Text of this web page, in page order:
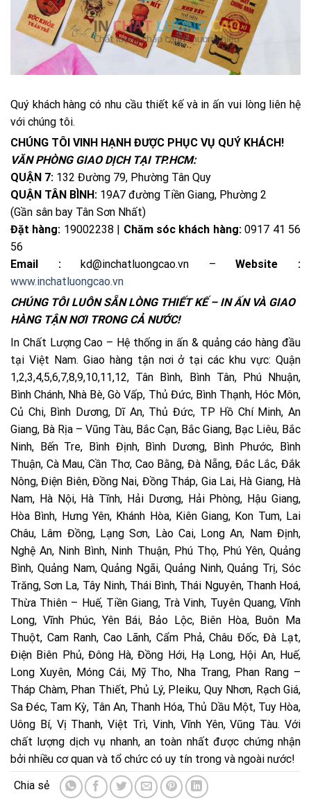
Quý khách hàng có nhu cầu thiết kế và in ấn vui lòng liên hệ
với chúng tôi.
CHÚNG TÔI VINH HẠNH ĐƯỢC PHỤC VỤ QUÝ KHÁCH!
VĂN PHÒNG GIAO DỊCH TẠI TP.HCM:
QUẬN 7: 132 Đường 79, Phường Tân Quy
QUẬN TÂN BÌNH: 19A7 đường Tiền Giang, Phường 2
(Gần sân bay Tân Sơn Nhất)
Đặt hàng: 19002238 | Chăm sóc khách hàng:0917 41 56
56
Email :kd@inchatluongcao.vn –Website :
www.inchatluongcao.vn
CHÚNG TÔI LUÔN SẴN LÒNG THIẾT KẾ – IN ẤN VÀ GIAO
HÀNG TẬN NƠI TRONG CẢ NƯỚC!
In Chất Lượng Cao – Hệ thống in ấn & quảng cáo hàng đầu
tại Việt Nam. Giao hàng tận nơi ở tại các khu vực: Quận
1,2,3,4,5,6,7,8,9,10,11,12, Tân Bình, Bình Tân, Phú Nhuận,
Bình Chánh, Nhà Bè, Gò Vấp, Thủ Đức, Bình Thạnh, Hóc Môn,
Củ Chi, Bình Dương, Dĩ An, Thủ Đức, TP Hồ Chí Minh, An
Giang, Bà Rịa – Vũng Tàu, Bắc Cạn, Bắc Giang, Bạc Liêu, Bắc
Ninh, Bến Tre, Bình Định, Bình Dương, Bình Phước, Bình
Thuận, Cà Mau, Cần Thơ, Cao Bằng, Đà Nẵng, Đắc Lắc, Đắk
Nông, Điện Biên, Đồng Nai, Đồng Tháp, Gia Lai, Hà Giang, Hà
Nam, Hà Nội, Hà Tĩnh, Hải Dương, Hải Phòng, Hậu Giang,
Hòa Bình, Hưng Yên, Khánh Hòa, Kiên Giang, Kon Tum, Lai
Châu, Lâm Đồng, Lạng Sơn, Lào Cai, Long An, Nam Định,
Nghệ An, Ninh Bình, Ninh Thuận, Phú Thọ, Phú Yên, Quảng
Bình, Quảng Nam, Quảng Ngãi, Quảng Ninh, Quảng Trị, Sóc
Trăng, Sơn La, Tây Ninh, Thái Bình, Thái Nguyên, Thanh Hoá,
Thừa Thiên – Huế, Tiền Giang, Trà Vinh, Tuyên Quang, Vĩnh
Long, Vĩnh Phúc, Yên Bái, Bảo Lộc, Biên Hòa, Buôn Ma
Thuột, Cam Ranh, Cao Lãnh, Cẩm Phả, Châu Đốc, Đà Lạt,
Điện Biên Phủ, Đông Hà, Đồng Hới, Hạ Long, Hội An, Huế,
Long Xuyên, Móng Cái, Mỹ Tho, Nha Trang, Phan Rang –
Tháp Chàm, Phan Thiết, Phủ Lý, Pleiku, Quy Nhơn, Rạch Giá,
Sa Đéc, Tam Kỳ, Tân An, Thanh Hóa, Thủ Dầu Một, Tuy Hòa,
Uông Bí, Vị Thanh, Việt Trì, Vinh, Vĩnh Yên, Vũng Tàu. Với
chất lượng dịch vụ nhanh, an toàn nhất được chứng nhận
bởi nhiều cơ quan và tổ chức có uy tín trong và ngoài nước!